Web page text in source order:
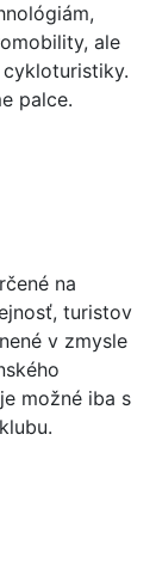
ale
palce.
na
turistov
v zmysle
možné iba s